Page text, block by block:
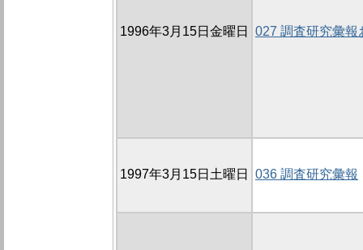
1996年3月15日金曜日 027 調査研究彙報
1997年3月15日土曜日 036 調査研究彙報